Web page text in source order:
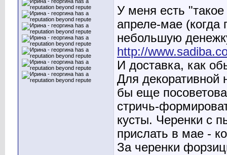
У меня есть
апреле-мае (когда
небольшую
http://
И доставка, как
Для декоративной
бы еще
стричь-
кусты. Черенки с
прислать в мае -
За черенки